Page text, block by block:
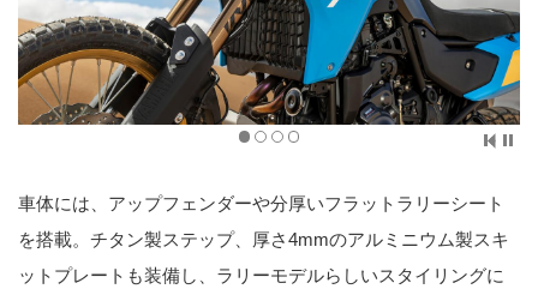
車体には、アップフェンダーや分厚いフラットラリーシート
を搭載。チタン製ステップ、厚さ4mmのアルミニウム製スキ
ットプレートも装備し、ラリーモデルらしいスタイリングに